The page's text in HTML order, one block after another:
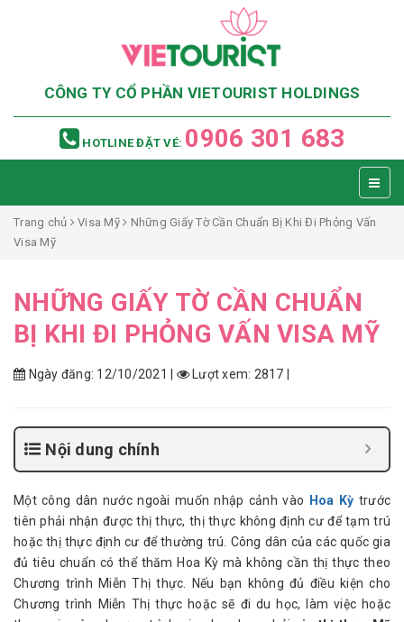
CÔNG TY CỔ PHẦN VIETOURIST HOLDINGS
HOTLINE ĐẶT VÉ: 0906 301 683
Trang chủ Visa Mỹ
Những Giấy Tờ Cần Chuẩn Bị Khi Đi Phỏng Vấn
Visa Mỹ
NHỮNG GIẤY TỜ CẦN CHUẨN
BỊ KHI ĐI PHỎNG VẤN VISA MỸ
Ngày đăng: 12/10/2021 | Lượt xem: 2817 |
Nội dung chính
Một công dân nước ngoài muốn nhập cảnh vào Hoa Kỳ trước
tiên phải nhận được thị thực, thị thực không định cư để tạm trú
hoặc thị thực định cư để thường trú. Công dân của các quốc gia
đủ tiêu chuẩn có thể thăm Hoa Kỳ mà không cần thị thực theo
Chương trình Miễn Thị thực. Nếu bạn không đủ điều kiện cho
Chương trình Miễn Thị thực hoặc sẽ đi du học, làm việc hoặc